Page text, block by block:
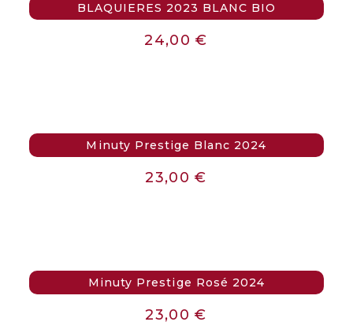
BLAQUIERES 2023 BLANC BIO
24,00€
Minuty Prestige Blanc 2024
23,00€
Minuty Prestige Rosé 2024
23,00€